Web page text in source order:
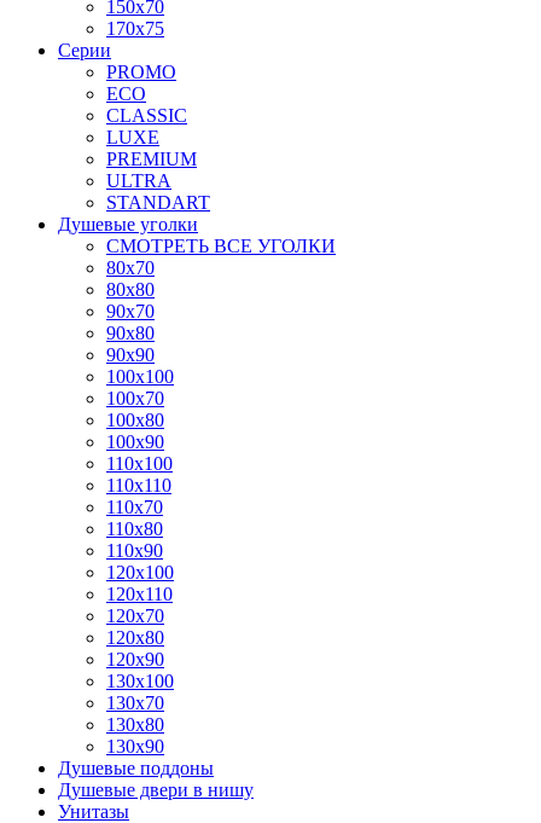
150x70
170x75
Серии
PROMO
ECO
CLASSIC
LUXE
PREMIUM
ULTRA
STANDART
Душевые уголки
СМОТРЕТЬ ВСЕ УГОЛКИ
80x70
80x80
90x70
90x80
90x90
100x100
100x70
100x80
100x90
110x100
110x110
110x70
110x80
110x90
120x100
120x110
120x70
120x80
120x90
130x100
130x70
130x80
130x90
Душевые поддоны
Душевые двери в нишу
Унитазы